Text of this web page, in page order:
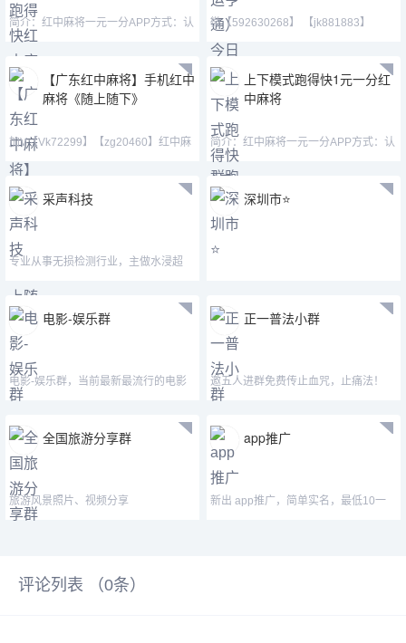
简介：红中麻将一元一分APP方式：认
准微—mj33656—mimi15
微【592630268】 【jk881883】
【广东红中麻将】手机红中
麻将《随上随下》
加V【Vk72299】【zg20460】红中麻
上下模式跑得快1元一分红
中麻将
简介：红中麻将一元一分APP方式：认
准微—mj33656—mimi15
采声科技
专业从事无损检测行业，主做水浸超
深圳市⭐️
电影-娱乐群
电影-娱乐群，当前最新最流行的电影
正一普法小群
邀五人进群免费传止血咒，止痛法！
全国旅游分享群
旅游风景照片、视频分享
app推广
新出 app推广，简单实名，最低10一
评论列表 （0条）